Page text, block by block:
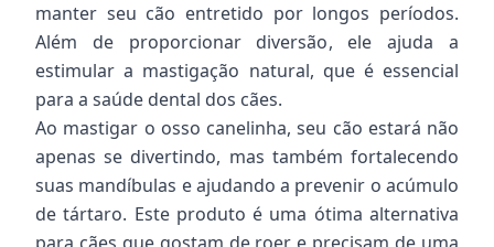
manter seu cão entretido por longos períodos.
Além de proporcionar diversão, ele ajuda a
estimular a mastigação natural, que é essencial
para a saúde dental dos cães.
Ao mastigar o osso canelinha, seu cão estará não
apenas se divertindo, mas também fortalecendo
suas mandíbulas e ajudando a prevenir o acúmulo
de tártaro. Este produto é uma ótima alternativa